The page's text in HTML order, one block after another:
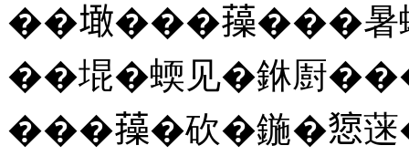
��𡑒���𧂈���暑
��堒�蝡见�銝㕑
���𧂈�砍�鍦�𢠃蒾